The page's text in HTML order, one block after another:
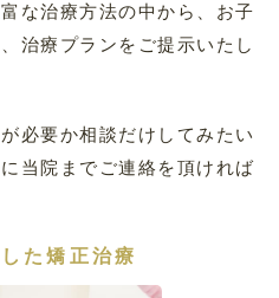
な治療方法の中から、お子
治療プランをご提示いたし
必要か相談だけしてみたい
当院までご連絡を頂ければ
た矯正治療